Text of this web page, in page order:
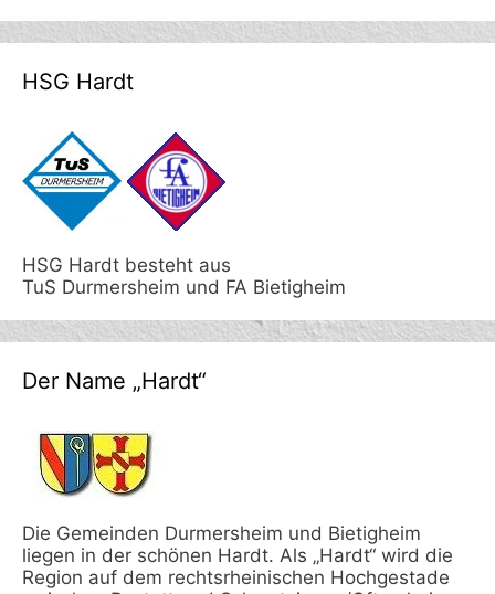
HSG Hardt
HSG Hardt besteht aus
TuS Durmersheim und FA Bietigheim
Der Name „Hardt“
Die Gemeinden Durmersheim und Bietigheim
liegen in der schönen Hardt. Als „Hardt“ wird die
Region auf dem rechtsrheinischen Hochgestade